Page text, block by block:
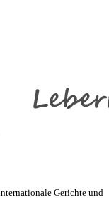
Gerichte und